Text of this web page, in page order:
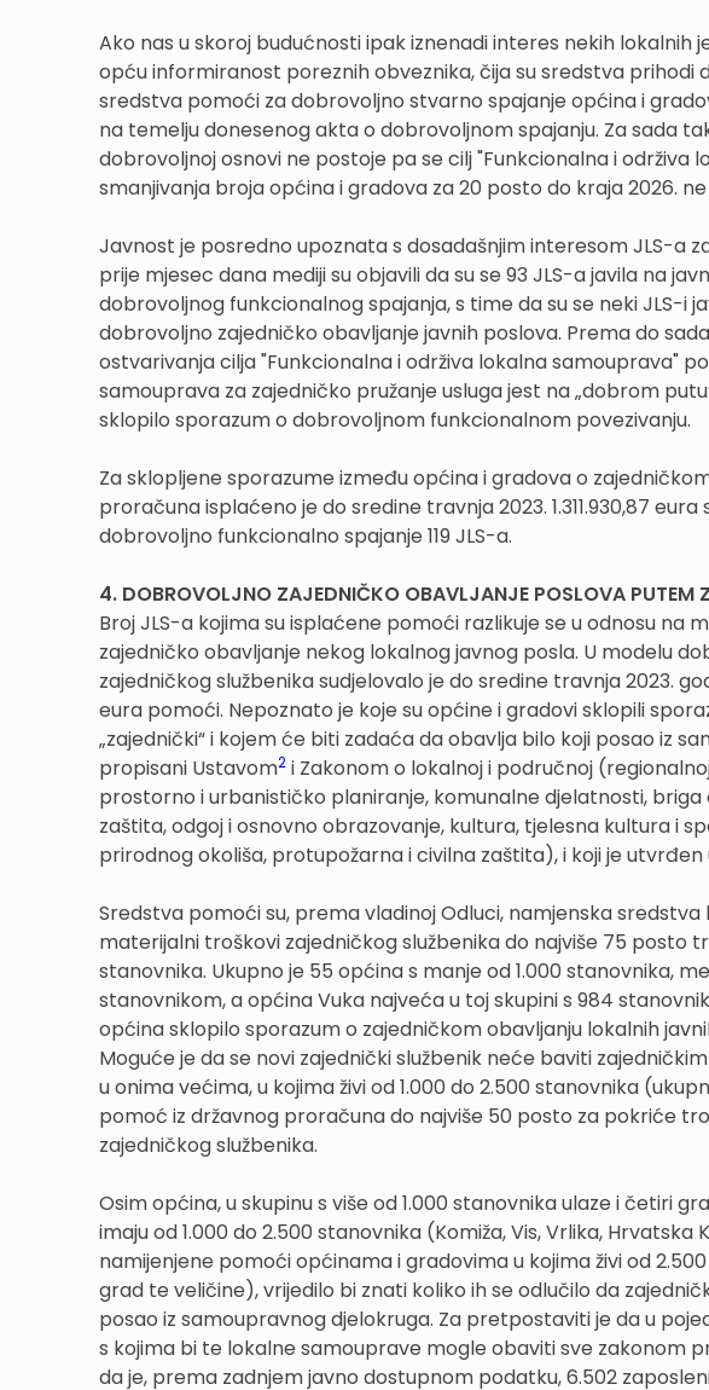
Ako nas u skoroj budućnosti ipak iznenadi interes nekih lokalnih
opću informiranost poreznih obveznika, čija su sredstva prihodi
sredstva pomoći za dobrovoljno stvarno spajanje općina i
na temelju donesenog akta o dobrovoljnom spajanju. Za sada
dobrovoljnoj osnovi ne postoje pa se cilj "Funkcionalna i
smanjivanja broja općina i gradova za 20 posto do kraja 2026.
Javnost je posredno upoznata s dosadašnjim interesom JLS-a
prije mjesec dana mediji su objavili da su se 93 JLS-a javila na
dobrovoljnog funkcionalnog spajanja, s time da su se neki JLS-i
dobrovoljno zajedničko obavljanje javnih poslova. Prema do
ostvarivanja cilja "Funkcionalna i održiva lokalna samouprava"
samouprava za zajedničko pružanje usluga jest na „dobrom
sklopilo sporazum o dobrovoljnom funkcionalnom povezivanju.
Za sklopljene sporazume između općina i gradova o
proračuna isplaćeno je do sredine travnja 2023. 1.311.930,87
dobrovoljno funkcionalno spajanje 119 JLS-a.
4. DOBROVOLJNO ZAJEDNIČKO OBAVLJANJE POSLOVA PUTEM
Broj JLS-a kojima su isplaćene pomoći razlikuje se u odnosu na
zajedničko obavljanje nekog lokalnog javnog posla. U modelu
zajedničkog službenika sudjelovalo je do sredine travnja 2023.
eura pomoći. Nepoznato je koje su općine i gradovi sklopili
„zajednički“ i kojem će biti zadaća da obavlja bilo koji posao iz
propisani Ustavom2 i Zakonom o lokalnoj i područnoj
prostorno i urbanističko planiranje, komunalne djelatnosti,
zaštita, odgoj i osnovno obrazovanje, kultura, tjelesna kultura i
prirodnog okoliša, protupožarna i civilna zaštita), i koji je utvrđen
Sredstva pomoći su, prema vladinoj Odluci, namjenska
materijalni troškovi zajedničkog službenika do najviše 75 posto
stanovnika. Ukupno je 55 općina s manje od 1.000 stanovnika,
stanovnikom, a općina Vuka najveća u toj skupini s 984
općina sklopilo sporazum o zajedničkom obavljanju lokalnih
Moguće je da se novi zajednički službenik neće baviti
u onima većima, u kojima živi od 1.000 do 2.500 stanovnika
pomoć iz državnog proračuna do najviše 50 posto za pokriće
zajedničkog službenika.
Osim općina, u skupinu s više od 1.000 stanovnika ulaze i četiri
imaju od 1.000 do 2.500 stanovnika (Komiža, Vis, Vrlika,
namijenjene pomoći općinama i gradovima u kojima živi od
grad te veličine), vrijedilo bi znati koliko ih se odlučilo da
posao iz samoupravnog djelokruga. Za pretpostaviti je da u
s kojima bi te lokalne samouprave mogle obaviti sve zakonom
da je, prema zadnjem javno dostupnom podatku, 6.502